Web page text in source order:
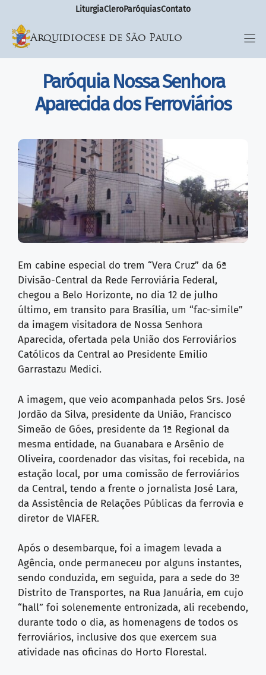
LiturgiaCleroParóquiasContato
Arquidiocese de São Paulo
Paróquia Nossa Senhora
Aparecida dos Ferroviários
Em cabine especial do trem “Vera Cruz” da 6ª
Divisão-Central da Rede Ferroviária Federal,
chegou a Belo Horizonte, no dia 12 de julho
último, em transito para Brasília, um “fac-simile”
da imagem visitadora de Nossa Senhora
Aparecida, ofertada pela União dos Ferroviários
Católicos da Central ao Presidente Emilio
Garrastazu Medici.
A imagem, que veio acompanhada pelos Srs. José
Jordão da Silva, presidente da União, Francisco
Simeão de Góes, presidente da 1ª Regional da
mesma entidade, na Guanabara e Arsênio de
Oliveira, coordenador das visitas, foi recebida, na
estação local, por uma comissão de ferroviários
da Central, tendo a frente o jornalista José Lara,
da Assistência de Relações Públicas da ferrovia e
diretor de VIAFER.
Após o desembarque, foi a imagem levada a
Agência, onde permaneceu por alguns instantes,
sendo conduzida, em seguida, para a sede do 3º
Distrito de Transportes, na Rua Januária, em cujo
“hall” foi solenemente entronizada, ali recebendo,
durante todo o dia, as homenagens de todos os
ferroviários, inclusive dos que exercem sua
atividade nas oficinas do Horto Florestal.